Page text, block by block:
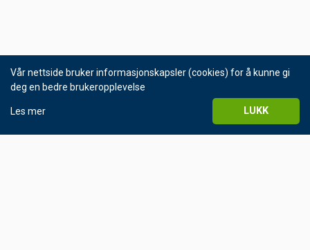
Vår nettside bruker informasjonskapsler (cookies) for å kunne gi
deg en bedre brukeropplevelse
Les mer LUKK